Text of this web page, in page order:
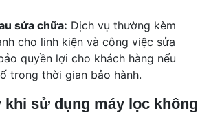
sửa chữa: Dịch vụ thường kèm
cho linh kiện và công việc sửa
quyền lợi cho khách hàng nếu
trong thời gian bảo hành.
sử dụng máy lọc không